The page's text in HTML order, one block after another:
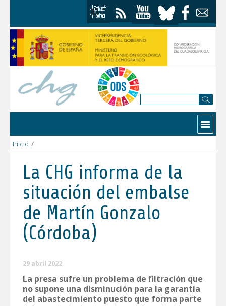
Contactar
Inicio /
La CHG informa de la
situación del embalse
de Martín Gonzalo
(Córdoba)
29 abril 2022
La presa sufre un problema de filtración que
no supone una disminución para la garantía
del abastecimiento puesto que forma parte